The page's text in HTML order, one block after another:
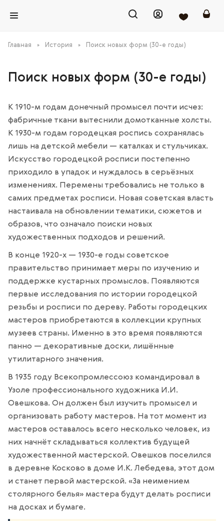
Главная История Поиск новых форм (30-е годы)
Поиск новых форм (30-е годы)
К 1910-м годам донечный промысел почти исчез:
фабричные ткани вытеснили домотканные холсты.
К 1930-м годам городецкая роспись сохранялась
лишь на детской мебели — каталках и стульчиках.
Искусство городецкой росписи постепенно
приходило в упадок и нуждалось в серьёзных
изменениях. Перемены требовались не только в
самих предметах росписи. Новая советская власть
настаивала на обновлении тематики, сюжетов и
образов, что означало поиски новых
художественных подходов и решений.
В конце 1920-х — 1930-е годы советское
правительство принимает меры по изучению и
поддержке кустарных промыслов. Появляются
первые исследования по истории городецкой
резьбы и росписи по дереву. Работы городецких
мастеров приобретаются в коллекции крупных
музеев страны. Именно в это время появляются
панно — декоративные доски, лишённые
утилитарного значения.
В 1935 году Всекопромлессоюз командировал в
Узоле профессионального художника И.И.
Овешкова. Он должен был изучить промысел и
организовать работу мастеров. На тот момент из
мастеров оставалось всего несколько человек, из
них начнёт складываться коллектив будущей
художественной мастерской. Овешков поселился
в деревне Косково в доме И.К. Лебедева, этот дом
и станет первой мастерской. «За неимением
столярного белья» мастера будут делать росписи
на досках и бумаге.